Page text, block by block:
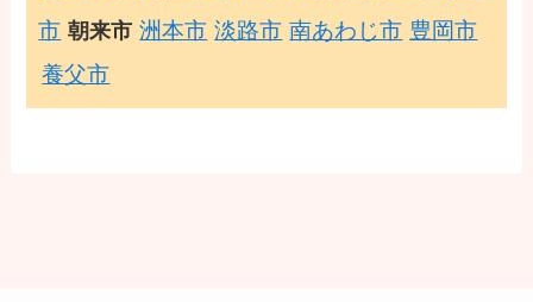
市 朝来市 洲本市 淡路市 南あわじ市 豊岡市
養父市